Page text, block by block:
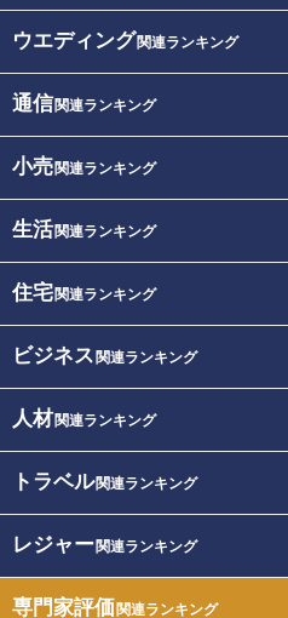
ウエディング関連ランキング
通信関連ランキング
小売関連ランキング
生活関連ランキング
住宅関連ランキング
ビジネス 関連ランキング
人材関連ランキング
トラベル関連ランキング
レジャー関連ランキング
専門家評価関連ランキング